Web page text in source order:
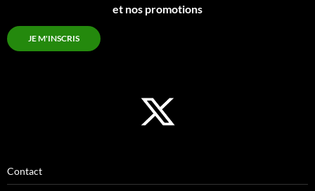
et nos promotions
JE M'INSCRIS
Contact